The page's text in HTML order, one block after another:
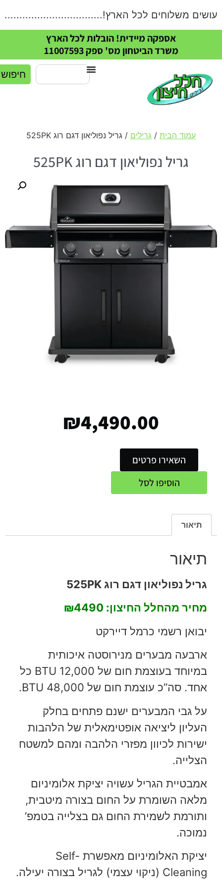
משלוחים לכל
אספקה מיידית! הובלות לכל הארץ
משרד הביטחון מס' ספק 11007593
חיפוש
עמוד הבית/גרילים/ גריל נפוליאון דגם רוג 525PK
₪4,490.00
השאירו פרטים
הוסיפו לסל
גריל נפוליאון דגם רוג 525PK
תיאור
תיאור
גריל נפוליאון דגם רוג 525PK
מחיר מהחלל החיצון: ₪4490
יבואן רשמי כרמל דיירקט
ארבעה מבערים מנירוסטה איכותית
במיוחד בעוצמת חום של 12,000 BTU כל
אחד. סה”כ עוצמת חום של 48,000 BTU.
על גבי המבערים ישנם פתחים בחלק
העליון ליציאה אופטימאלית של הלהבות
ישירות לכיוון מפזרי הלהבה ומהם למשטח
הצלייה.
אמבטיית הגריל עשויה יציקת אלומיניום
מלאה השומרת על החום בצורה מיטבית,
ותורמת לשמירת החום גם בצלייה בטמפ’
נמוכה.
יציקת האלומיניום מאפשרת Self-
Cleaning (ניקוי עצמי) לגריל בצורה יעילה.